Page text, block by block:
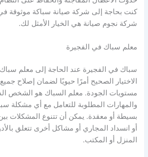
كنت بحاجة إلى شركة صيانة سباكة موثوقة
شركة نجوم صيانة هي الخيار الأمثل لك.
معلم سباك في الفجيرة
سباك في الفجيرة عند الحاجة إلى معلم سباك
الاختيار الصحيح أمرًا حيويًا لضمان إصلاح
مستويات الجودة. معلم السباك هو الشخص
والمهارات المطلوبة للتعامل مع أي مشكلة
بسيطة أو معقدة. يمكن أن تتنوع المشكلات
أو انسداد المجاري أو مشاكل أخرى تتعلق
المنزل أو المكتب.